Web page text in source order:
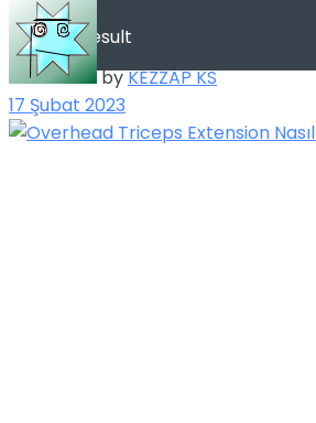
View All Result
byKEZZAP KS
17 Şubat 2023